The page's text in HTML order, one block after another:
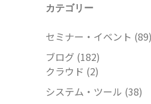
カテゴリー
セミナー・イベント (89)
ブログ (182)
クラウド (2)
システム・ツール (38)